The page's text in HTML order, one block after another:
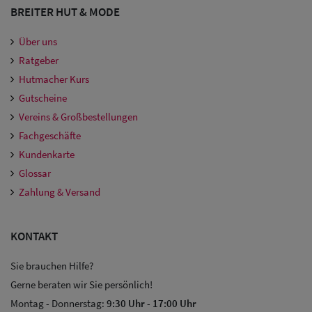
BREITER HUT & MODE
Über uns
Ratgeber
Hutmacher Kurs
Gutscheine
Vereins & Großbestellungen
Fachgeschäfte
Kundenkarte
Glossar
Zahlung & Versand
KONTAKT
Sie brauchen Hilfe?
Gerne beraten wir Sie persönlich!
Montag - Donnerstag: 9:30 Uhr- 17:00 Uhr